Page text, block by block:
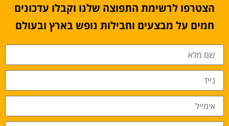
הצטרפו לרשימת התפוצה שלנו וקבלו עדכונים
חמים על מבצעים וחבילות נופש בארץ ובעולם